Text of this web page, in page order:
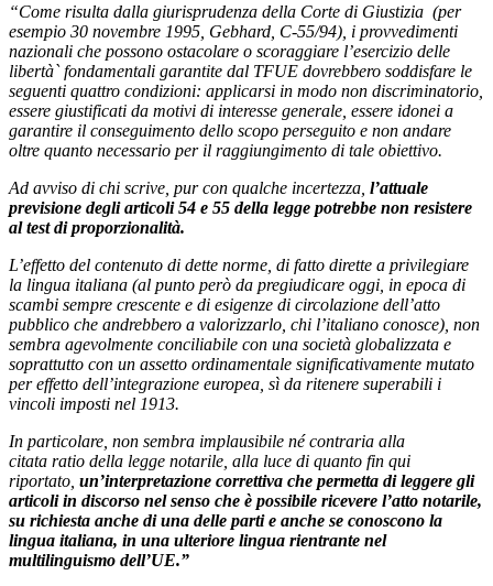
“Come risulta dalla giurisprudenza della Corte di Giustizia (per
esempio 30 novembre 1995, Gebhard, C-55/94), i provvedimenti
nazionali che possono ostacolare o scoraggiare l’esercizio delle
libertà` fondamentali garantite dal TFUE dovrebbero soddisfare le
seguenti quattro condizioni: applicarsi in modo non discriminatorio,
essere giustificati da motivi di interesse generale, essere idonei a
garantire il conseguimento dello scopo perseguito e non andare
oltre quanto necessario per il raggiungimento di tale obiettivo.
Ad avviso di chi scrive, pur con qualche incertezza, l’attuale
previsione degli articoli 54 e 55 della legge potrebbe non resistere
al test di proporzionalità.
L’effetto del contenuto di dette norme, di fatto dirette a privilegiare
la lingua italiana (al punto però da pregiudicare oggi, in epoca di
scambi sempre crescente e di esigenze di circolazione dell’atto
pubblico che andrebbero a valorizzarlo, chi l’italiano conosce), non
sembra agevolmente conciliabile con una società globalizzata e
soprattutto con un assetto ordinamentale significativamente mutato
per effetto dell’integrazione europea, sì da ritenere superabili i
vincoli imposti nel 1913.
In particolare, non sembra implausibile né contraria alla
citata ratio della legge notarile, alla luce di quanto fin qui
riportato, un’interpretazione correttiva che permetta di leggere gli
articoli in discorso nel senso che è possibile ricevere l’atto notarile,
su richiesta anche di una delle parti e anche se conoscono la
lingua italiana, in una ulteriore lingua rientrante nel
multilinguismo dell’UE.”